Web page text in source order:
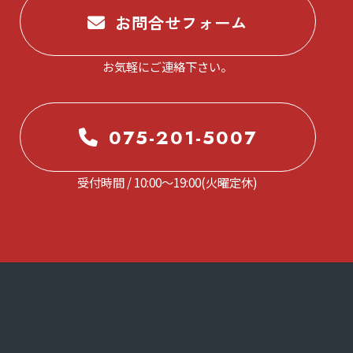
お問合せフォーム
お気軽にご連絡下さい。
075-201-5007
受付時間 / 10:00～19:00(火曜定休)